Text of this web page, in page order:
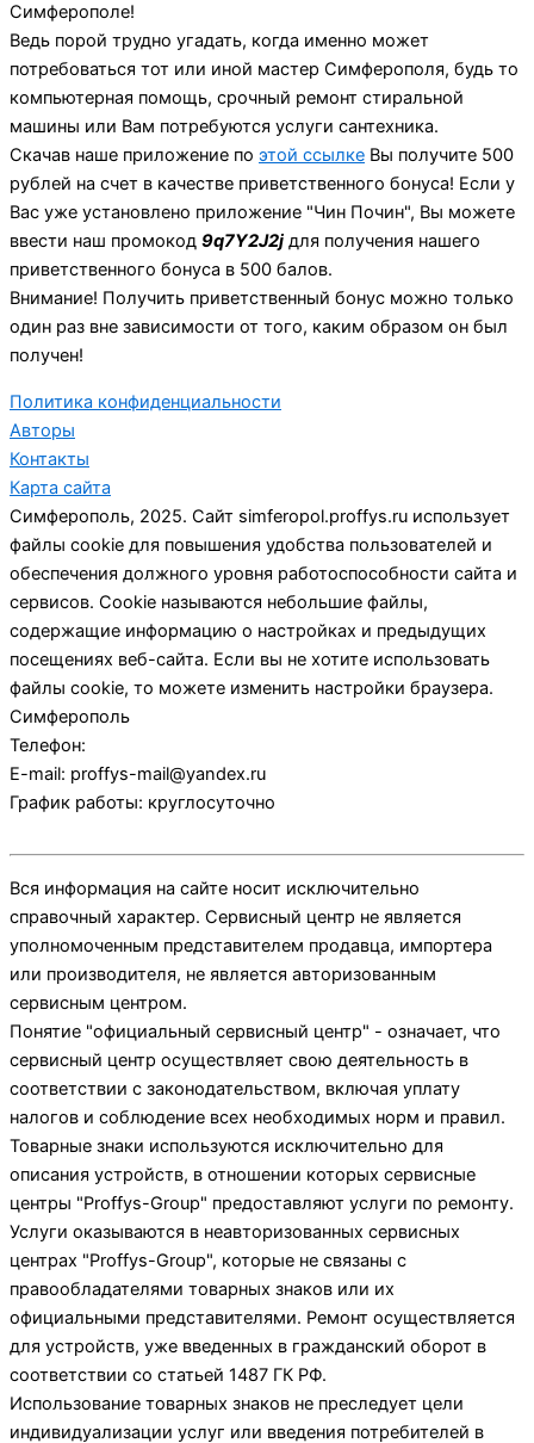
Симферополе!
Ведь порой трудно угадать, когда именно может
потребоваться тот или иной мастер Симферополя, будь то
компьютерная помощь, срочный ремонт стиральной
машины или Вам потребуются услуги сантехника.
Скачав наше приложение по этой ссылке Вы получите 500
рублей на счет в качестве приветственного бонуса! Если у
Вас уже установлено приложение "Чин Почин", Вы можете
ввести наш промокод 9q7Y2J2j для получения нашего
приветственного бонуса в 500 балов.
Внимание! Получить приветственный бонус можно только
один раз вне зависимости от того, каким образом он был
получен!
Политика конфиденциальности
Авторы
Контакты
Карта сайта
Симферополь, 2025. Сайт simferopol.proffys.ru использует
файлы cookie для повышения удобства пользователей и
обеспечения должного уровня работоспособности сайта и
сервисов. Cookie называются небольшие файлы,
содержащие информацию о настройках и предыдущих
посещениях веб-сайта. Если вы не хотите использовать
файлы cookie, то можете изменить настройки браузера.
Симферополь
Телефон:
E-mail: proffys-mail@yandex.ru
График работы: круглосуточно
Вся информация на сайте носит исключительно
справочный характер. Сервисный центр не является
уполномоченным представителем продавца, импортера
или производителя, не является авторизованным
сервисным центром.
Понятие "официальный сервисный центр" - означает, что
сервисный центр осуществляет свою деятельность в
соответствии с законодательством, включая уплату
налогов и соблюдение всех необходимых норм и правил.
Товарные знаки используются исключительно для
описания устройств, в отношении которых сервисные
центры "Proffys-Group" предоставляют услуги по ремонту.
Услуги оказываются в неавторизованных сервисных
центрах "Proffys-Group", которые не связаны с
правообладателями товарных знаков или их
официальными представителями. Ремонт осуществляется
для устройств, уже введенных в гражданский оборот в
соответствии со статьей 1487 ГК РФ.
Использование товарных знаков не преследует цели
индивидуализации услуг или введения потребителей в